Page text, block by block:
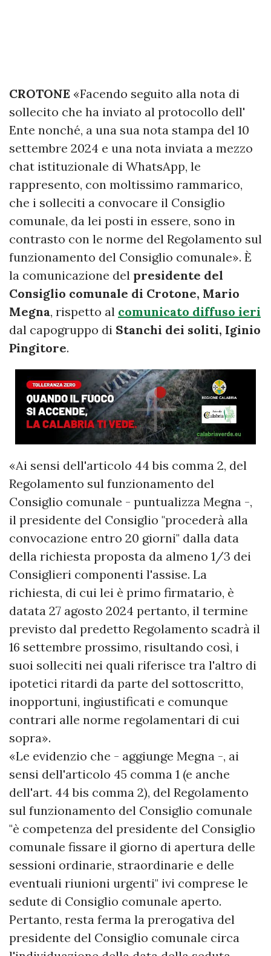
CROTONE «Facendo seguito alla nota di
sollecito che ha inviato al protocollo dell'
Ente nonché, a una sua nota stampa del 10
settembre 2024 e una nota inviata a mezzo
chat istituzionale di WhatsApp, le
rappresento, con moltissimo rammarico,
che i solleciti a convocare il Consiglio
comunale, da lei posti in essere, sono in
contrasto con le norme del Regolamento sul
funzionamento del Consiglio comunale». È
la comunicazione del presidente del
Consiglio comunale di Crotone, Mario
Megna, rispetto al comunicato diffuso ieri
dal capogruppo di Stanchi dei soliti, Iginio
Pingitore.
«Ai sensi dell'articolo 44 bis comma 2, del
Regolamento sul funzionamento del
Consiglio comunale - puntualizza Megna -,
il presidente del Consiglio "procederà alla
convocazione entro 20 giorni" dalla data
della richiesta proposta da almeno 1/3 dei
Consiglieri componenti l'assise. La
richiesta, di cui lei è primo firmatario, è
datata 27 agosto 2024 pertanto, il termine
previsto dal predetto Regolamento scadrà il
16 settembre prossimo, risultando così, i
suoi solleciti nei quali riferisce tra l'altro di
ipotetici ritardi da parte del sottoscritto,
inopportuni, ingiustificati e comunque
contrari alle norme regolamentari di cui
sopra».
«Le evidenzio che - aggiunge Megna -, ai
sensi dell'articolo 45 comma 1 (e anche
dell'art. 44 bis comma 2), del Regolamento
sul funzionamento del Consiglio comunale
"è competenza del presidente del Consiglio
comunale fissare il giorno di apertura delle
sessioni ordinarie, straordinarie e delle
eventuali riunioni urgenti" ivi comprese le
sedute di Consiglio comunale aperto.
Pertanto, resta ferma la prerogativa del
presidente del Consiglio comunale circa